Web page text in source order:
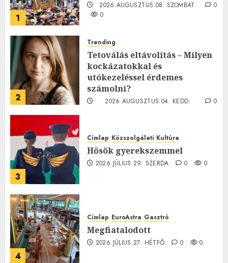
1
2026.AUGUSZTUS.08. SZOMBAT.
0
0
2
Trending
Tetoválás eltávolítás – Milyen
kockázatokkal és
utókezeléssel érdemes
számolni?
2026.AUGUSZTUS.04. KEDD.
0
3
Címlap Közszolgálati Kultúra
Hősök gyerekszemmel
2026.JÚLIUS.29. SZERDA. 0 0
4
Címlap EuroAstra Gasztró
Megfiatalodott
2026.JÚLIUS.27. HÉTFŐ. 0 0